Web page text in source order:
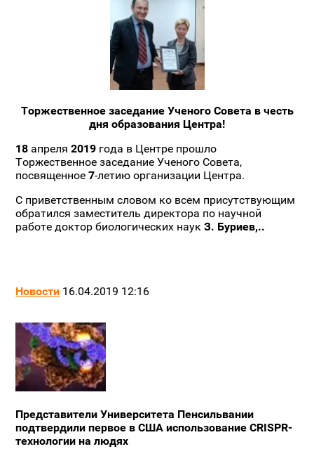
Торжественное заседание Ученого Совета в честь
дня образования Центра!
18 апреля2019 года в Центре прошло
Торжественное заседание Ученого Совета,
посвященное 7-летию организации Центра.
С приветственным словом ко всем присутствующим
обратился заместитель директора по научной
работе доктор биологических наукЗ. Буриев,..
Новости 16.04.2019 12:16
Представители Университета Пенсильвании
подтвердили первое в США использование CRISPR-
технологии на людях